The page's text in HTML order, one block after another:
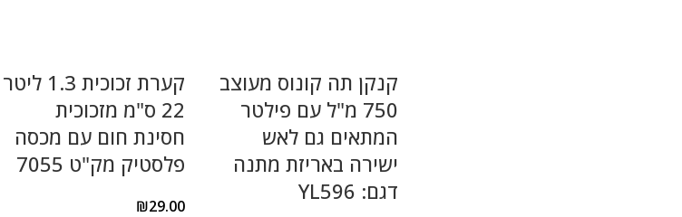
קנקן תה קונוס מעוצב
750 מ"ל עם פילטר
המתאים גם לאש
ישירה באריזת מתנה
דגם: YL596
קערת זכוכית 1.3 ליטר
22 ס"מ מזכוכית
חסינת חום עם מכסה
פלסטיק מק"ט 7055
₪29.00